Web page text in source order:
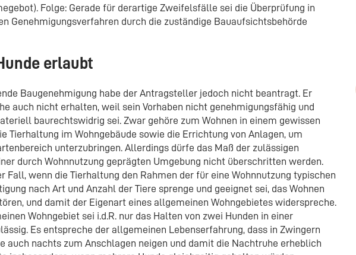
Folge: Gerade für derartige Zweifelsfälle sei die Überprüfung in
Genehmigungsverfahren durch die zuständige Bauaufsichtsbehörde
erlaubt
Baugenehmigung habe der Antragsteller jedoch nicht beantragt. Er
auch nicht erhalten, weil sein Vorhaben nicht genehmigungsfähig und
baurechtswidrig sei. Zwar gehöre zum Wohnen in einem gewissen
Tierhaltung im Wohngebäude sowie die Errichtung von Anlagen, um
unterzubringen. Allerdings dürfe das Maß der zulässigen
durch Wohnnutzung geprägten Umgebung nicht überschritten werden.
Fall, wenn die Tierhaltung den Rahmen der für eine Wohnnutzung typischen
nach Art und Anzahl der Tiere sprenge und geeignet sei, das Wohnen
und damit der Eigenart eines allgemeinen Wohngebietes widerspreche.
Wohngebiet sei i.d.R. nur das Halten von zwei Hunden in einer
Es entspreche der allgemeinen Lebenserfahrung, dass in Zwingern
auch nachts zum Anschlagen neigen und damit die Nachtruhe erheblich